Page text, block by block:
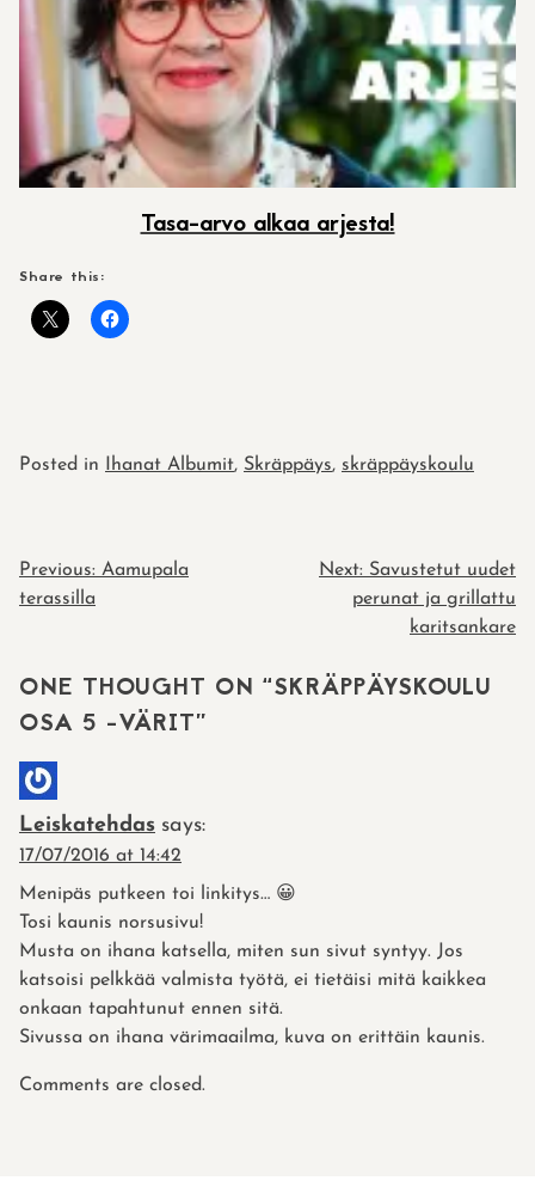
Tasa-arvo alkaa arjesta!
Share this:
Posted in Ihanat Albumit, Skräppäys, skräppäyskoulu
POST
NAVIGATION
Previous: Aamupala
terassilla
Next: Savustetut uudet
perunat ja grillattu
karitsankare
ONE THOUGHT ON “SKRÄPPÄYSKOULU
OSA 5 -VÄRIT”
Leiskatehdas says:
17/07/2016 at 14:42
Menipäs putkeen toi linkitys… 😀
Tosi kaunis norsusivu!
Musta on ihana katsella, miten sun sivut syntyy. Jos
katsoisi pelkkää valmista työtä, ei tietäisi mitä kaikkea
onkaan tapahtunut ennen sitä.
Sivussa on ihana värimaailma, kuva on erittäin kaunis.
Comments are closed.